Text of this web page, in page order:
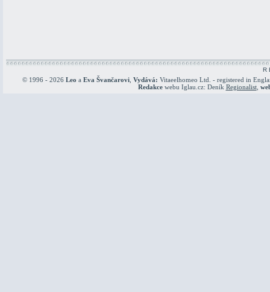
R
© 1996 - 2026 Leo a Eva Švančarovi Vydává: Vitaeelhomeo Ltd. - registered in
Redakcewebu Iglau.cz: Deník Regionalist,